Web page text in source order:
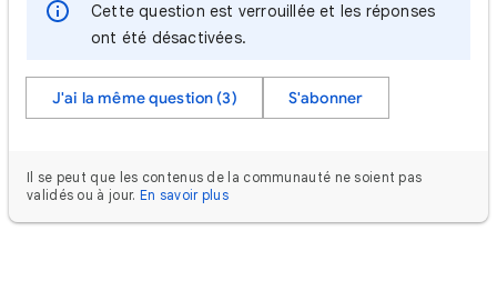
Cette question est verrouillée et les réponses
ont été désactivées.
J'ai la même question (3) S'abonner
Il se peut que les contenus de la communauté ne soient pas
validés ou à jour. En savoir plus